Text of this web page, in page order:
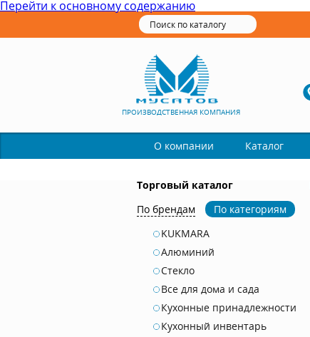
Перейти к основному содержанию
ПРОИЗВОДСТВЕННАЯ КОМПАНИЯ
О компании Каталог
Торговый каталог
По брендам
По категориям
KUKMARA
Алюминий
Стекло
Все для дома и сада
Кухонные принадлежности
Кухонный инвентарь